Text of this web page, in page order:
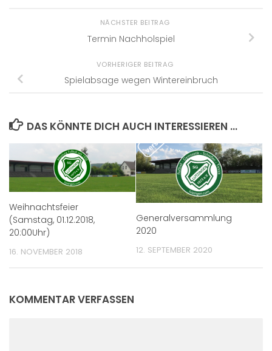
NÄCHSTER BEITRAG
Termin Nachholspiel
VORHERIGER BEITRAG
Spielabsage wegen Wintereinbruch
DAS KÖNNTE DICH AUCH INTERESSIEREN …
Weihnachtsfeier
(Samstag, 01.12.2018,
20:00Uhr)
16. NOVEMBER 2018
Generalversammlung
2020
12. SEPTEMBER 2020
KOMMENTAR VERFASSEN